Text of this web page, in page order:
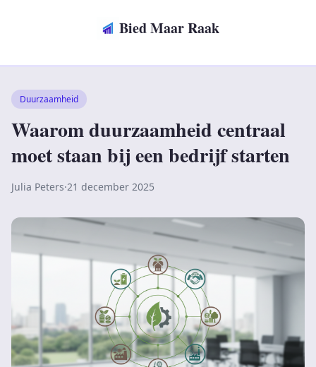
Bied Maar Raak
Duurzaamheid
Waarom duurzaamheid centraal
moet staan bij een bedrijf starten
Julia Peters·21 december 2025